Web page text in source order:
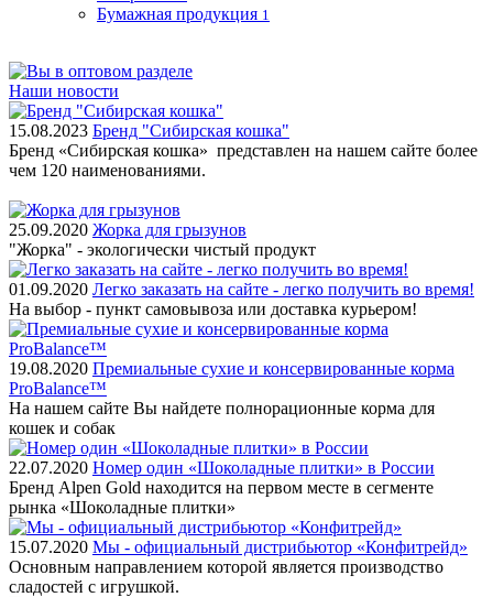
Бумажная продукция 1
Наши новости
15.08.2023 Бренд "Сибирская кошка"
Бренд «Сибирская кошка» представлен на нашем сайте более
чем 120 наименованиями.
25.09.2020 Жорка для грызунов
"Жорка" - экологически чистый продукт
01.09.2020 Легко заказать на сайте - легко получить во время!
На выбор - пункт самовывоза или доставка курьером!
19.08.2020 Премиальные сухие и консервированные корма
ProBalance™
На нашем сайте Вы найдете полнорационные корма для
кошек и собак
22.07.2020 Номер один «Шоколадные плитки» в России
Бренд Alpen Gold находится на первом месте в сегменте
рынка «Шоколадные плитки»
15.07.2020 Мы - официальный дистрибьютор «Конфитрейд»
Основным направлением которой является производство
сладостей с игрушкой.